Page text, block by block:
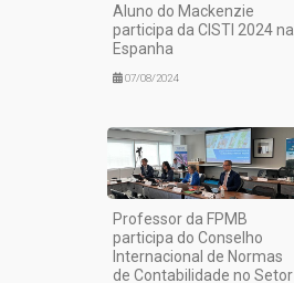
Aluno do Mackenzie
participa da CISTI 2024 na
Espanha
07/08/2024
Professor da FPMB
participa do Conselho
Internacional de Normas
de Contabilidade no Setor